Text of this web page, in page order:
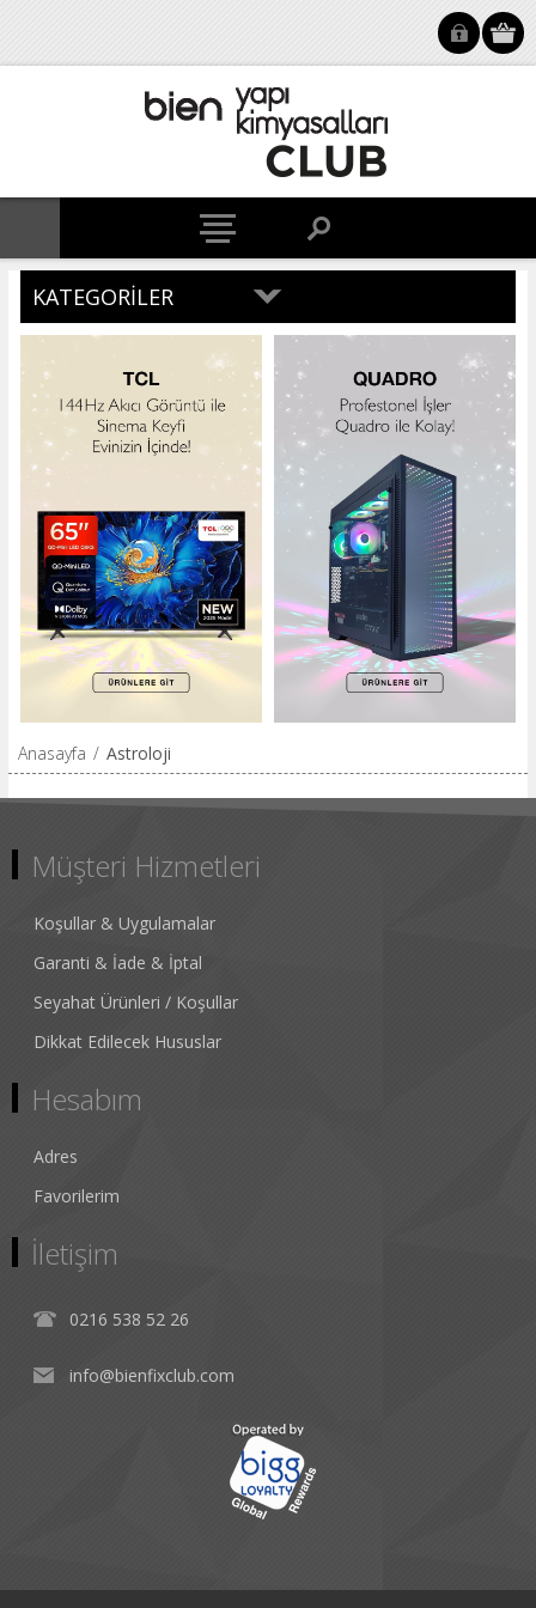
KATEGORILER
Anasayfa / Astroloji
Müşteri Hizmetleri
Koşullar & Uygulamalar
Garanti & İade & İptal
Seyahat Ürünleri / Koşullar
Dikkat Edilecek Hususlar
Hesabım
Adres
Favorilerim
İletişim
0216 538 52 26
info@bienfixclub.com